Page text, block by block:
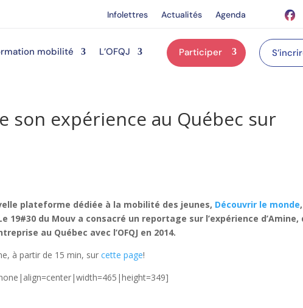
Infolettres Actualités Agenda
mobilité L’OFQJ Participer
son expérience au Québec sur
plateforme dédiée à la mobilité des jeunes, Découvrir le monde
19#30 du Mouv a consacré un reportage sur l’expérience d’Amine,
au Québec avec l’OFQJ en 2014.
à partir de 15 min, surcette page!